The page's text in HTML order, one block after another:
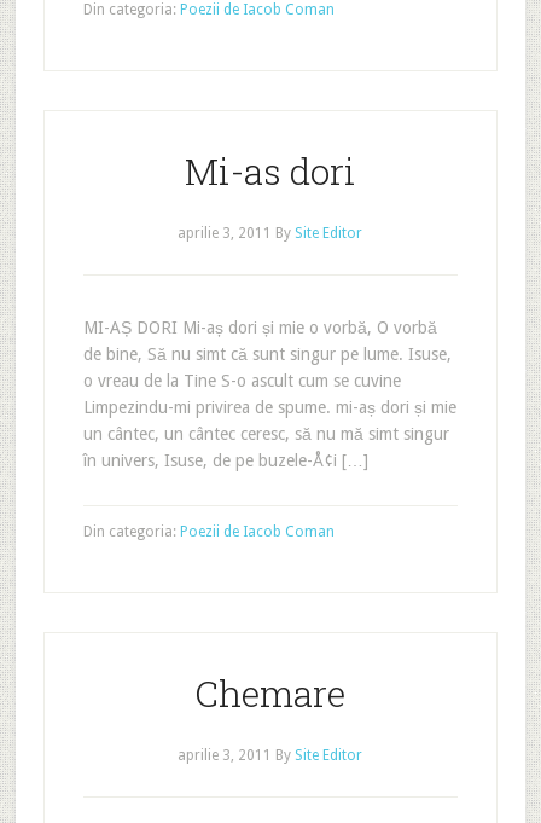
Din categoria: Poezii de Iacob Coman
Mi-as dori
aprilie 3, 2011 By Site Editor
MI-AȘ DORI Mi-aș dori și mie o vorbă, O vorbă
de bine, Să nu simt că sunt singur pe lume. Isuse,
o vreau de la Tine S-o ascult cum se cuvine
Limpezindu-mi privirea de spume. mi-aș dori și mie
un cântec, un cântec ceresc, să nu mă simt singur
în univers, Isuse, de pe buzele-Å¢i […]
Din categoria: Poezii de Iacob Coman
Chemare
aprilie 3, 2011 By Site Editor